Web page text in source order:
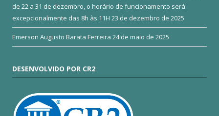
de 22 a 31 de dezembro, o horário de funcionamento será
excepcionalmente das 8h às 11H 23 de dezembro de 2025
Emerson Augusto Barata Ferreira 24 de maio de 2025
DESENVOLVIDO POR CR2